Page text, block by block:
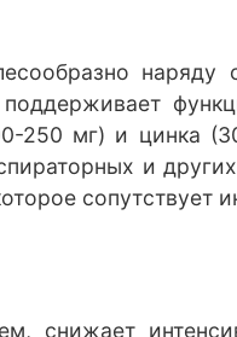
250 мг) и цинка
и
сопутствует
снижает